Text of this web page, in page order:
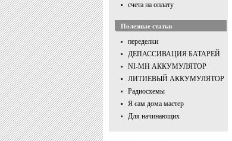
счета на оплату
Полезные статьи
переделки
ДЕПАССИВАЦИЯ БАТАРЕЙ
NI-MH АККУМУЛЯТОР
ЛИТИЕВЫЙ АККУМУЛЯТОР
Радиосхемы
Я сам дома мастер
Для начинающих